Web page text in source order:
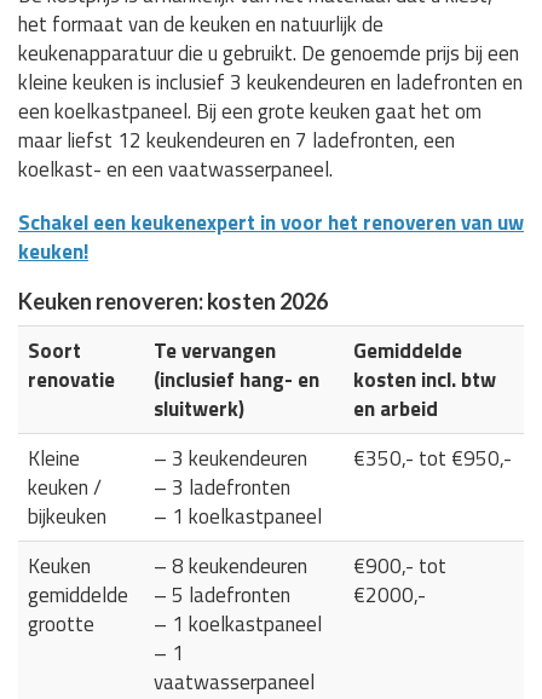
het formaat van de keuken en natuurlijk de
keukenapparatuur die u gebruikt. De genoemde prijs bij een
kleine keuken is inclusief 3 keukendeuren en ladefronten en
een koelkastpaneel. Bij een grote keuken gaat het om
maar liefst 12 keukendeuren en 7 ladefronten, een
koelkast- en een vaatwasserpaneel.
Schakel een keukenexpert in voor het renoveren van uw
keuken!
Keuken renoveren: kosten 2026
Soort
renovatie
Te vervangen
(inclusief hang- en
sluitwerk)
Gemiddelde
kosten incl. btw
en arbeid
Kleine
keuken /
bijkeuken
– 3 keukendeuren
– 3 ladefronten
– 1 koelkastpaneel
€350,- tot €950,-
Keuken
gemiddelde
grootte
– 8 keukendeuren
– 5 ladefronten
– 1 koelkastpaneel
– 1
vaatwasserpaneel
€900,- tot
€2000,-